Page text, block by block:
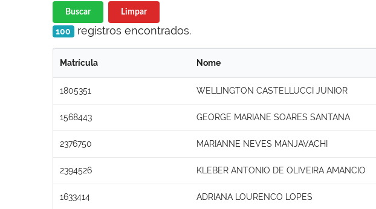
Buscar Limpar
100 registros encontrados.
Matrícula Nome
1805351 WELLINGTON CASTELLUCCI JUNIOR
1568443 GEORGE MARIANE SOARES SANTANA
2376750 MARIANNE NEVES MANJAVACHI
2394526 KLEBER ANTONIO DE OLIVEIRA AMANCIO
1633414 ADRIANA LOURENCO LOPES